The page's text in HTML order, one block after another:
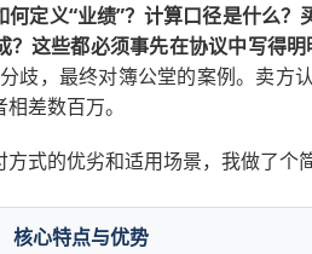
何定义“业绩”？计算口径是什么
？这些都必须事先在协议中写得
歧，最终对簿公堂的案例。卖
差数百万。
式的优劣和适用场景，我做了个
核心特点与优势